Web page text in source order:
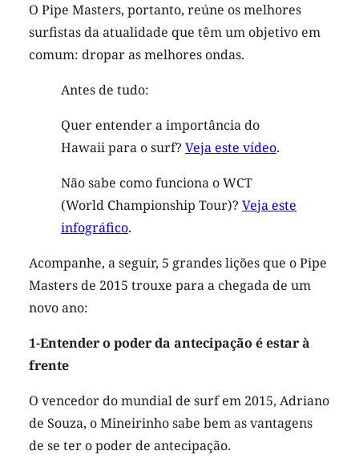
O Pipe Masters, portanto, reúne os melhores
surfistas da atualidade que têm um objetivo em
comum: dropar as melhores ondas.
Antes de tudo:
Quer entender a importância do
Hawaii para o surf? Veja este vídeo.
Não sabe como funciona o WCT
(World Championship Tour)? Veja este
infográfico.
Acompanhe, a seguir, 5 grandes lições que o Pipe
Masters de 2015 trouxe para a chegada de um
novo ano:
1-Entender o poder da antecipação é estar à
frente
O vencedor do mundial de surf em 2015, Adriano
de Souza, o Mineirinho sabe bem as vantagens
de se ter o poder de antecipação.